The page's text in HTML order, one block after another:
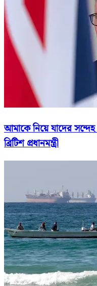
আমাকে নিয়ে যাদের
ব্রিটিশ প্রধানমন্ত্রী